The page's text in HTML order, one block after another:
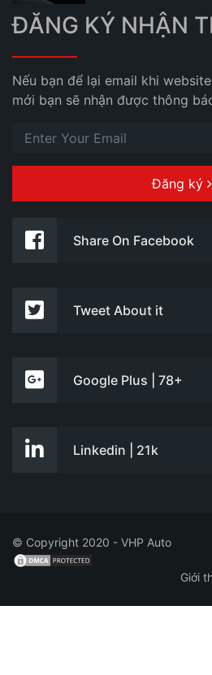
ĐĂNG KÝ NHẬN
Nếu bạn để lại email khi
mới bạn sẽ nhận được thông
Đăng ký
Share On Facebook
Tweet About it
Google Plus | 78+
Linkedin | 21k
© Copyright 2020 - VHP Auto
Giới